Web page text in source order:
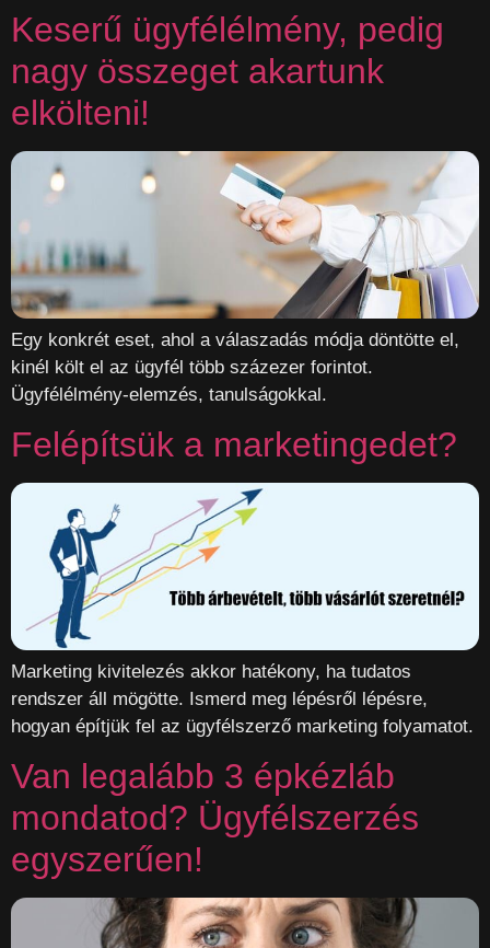
Keserű ügyfélélmény, pedig
nagy összeget akartunk
elkölteni!
Egy konkrét eset, ahol a válaszadás módja döntötte el,
kinél költ el az ügyfél több százezer forintot.
Ügyfélélmény-elemzés, tanulságokkal.
Felépítsük a marketingedet?
Marketing kivitelezés akkor hatékony, ha tudatos
rendszer áll mögötte. Ismerd meg lépésről lépésre,
hogyan építjük fel az ügyfélszerző marketing folyamatot.
Van legalább 3 épkézláb
mondatod? Ügyfélszerzés
egyszerűen!